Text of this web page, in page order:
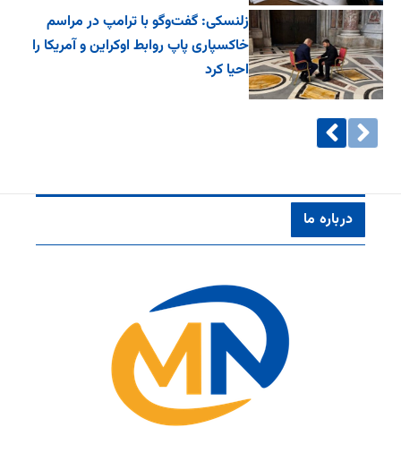
زلنسکی: گفت‌وگو با ترامپ در مراسم
خاکسپاری پاپ روابط اوکراین و آمریکا را
احیا کرد
درباره ما